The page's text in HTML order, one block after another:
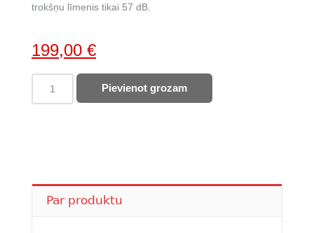
trokšņu līmenis tikai 57 dB.
Original
price
was:
199,00 €Current
price
is:
ELECTROLUX
putekļu
Pievienot grozam
Par produktu